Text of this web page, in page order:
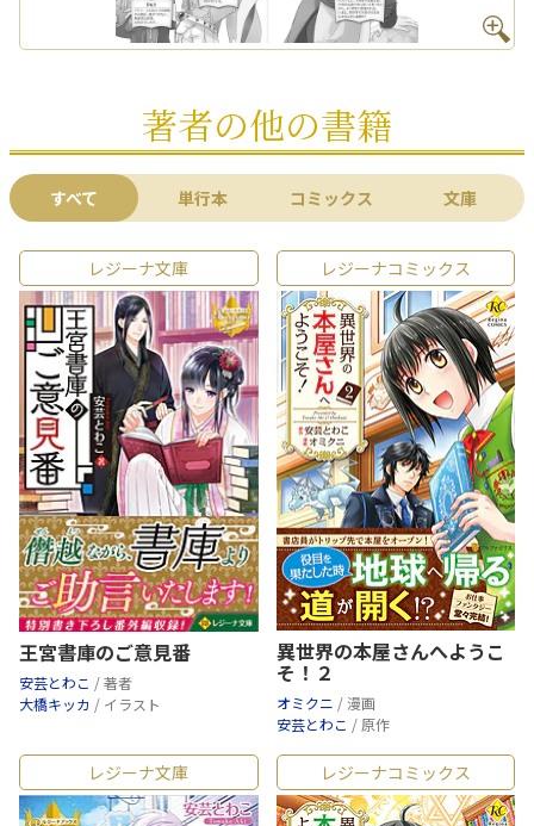
著者の他の書籍
すべて 単行本 コミックス 文庫
レジーナ文庫
王宮書庫のご意見番
安芸とわこ / 著者
大橋キッカ / イラスト
レジーナコミックス
異世界の本屋さんへようこ
そ！２
オミクニ / 漫画
安芸とわこ / 原作
レジーナ文庫 レジーナコミックス